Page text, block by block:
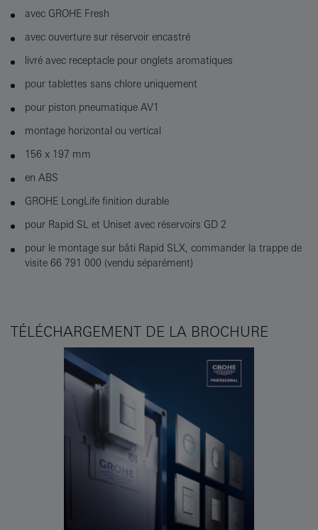
avec GROHE Fresh
avec ouverture sur réservoir encastré
livré avec receptacle pour onglets aromatiques
pour tablettes sans chlore uniquement
pour piston pneumatique AV1
montage horizontal ou vertical
156 x 197 mm
en ABS
GROHE LongLife finition durable
pour Rapid SL et Uniset avec réservoirs GD 2
pour le montage sur bâti Rapid SLX, commander la trappe de
visite 66 791 000 (vendu séparément)
TÉLÉCHARGEMENT DE LA BROCHURE